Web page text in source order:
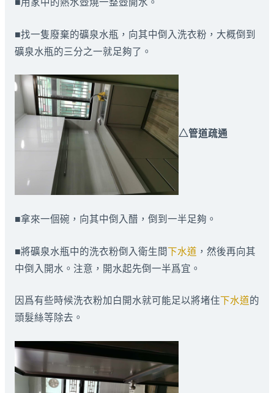
■找一隻廢棄的礦泉水瓶，向其中倒入洗衣粉，大概倒到
礦泉水瓶的三分之一就足夠了。
△管道疏通
■拿來一個碗，向其中倒入醋，倒到一半足夠。
■將礦泉水瓶中的洗衣粉倒入衛生間下水道 ，然後再向其
中倒入開水。注意，開水起先倒一半爲宜。
因爲有些時候洗衣粉加白開水就可能足以將堵住下水道的
頭髮絲等除去。